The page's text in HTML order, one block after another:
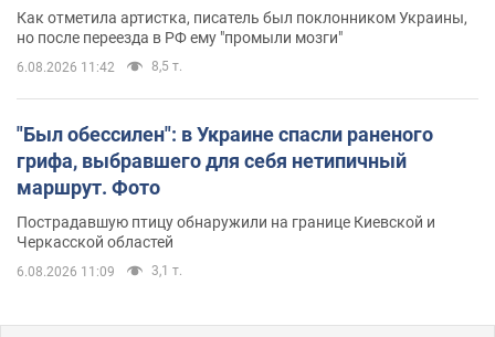
Как отметила артистка, писатель был поклонником Украины,
но после переезда в РФ ему "промыли мозги"
6.08.2026 11:42 8,5 т.
"Был обессилен": в Украине спасли раненого
грифа, выбравшего для себя нетипичный
маршрут. Фото
Пострадавшую птицу обнаружили на границе Киевской и
Черкасской областей
6.08.2026 11:09 3,1 т.